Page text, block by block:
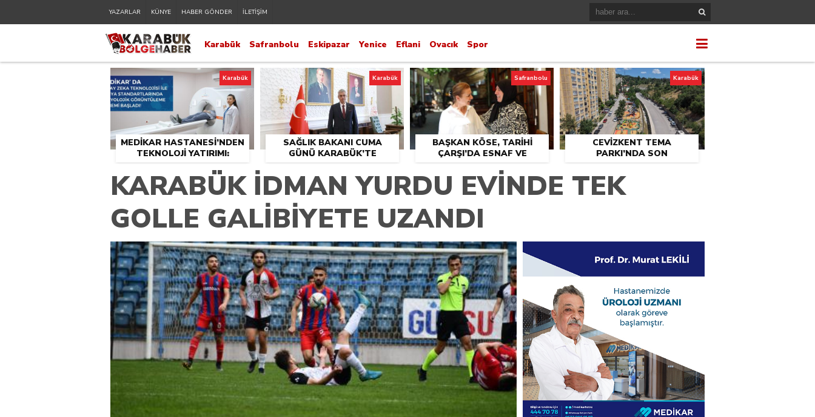
YAZARLAR KÜNYE HABER GÖNDER İLETİŞİM
Karabük Safranbolu Eskipazar Yenice Eflani Ovacık Spor
MEDİKAR HASTANESİ’NDEN
TEKNOLOJİ YATIRIMI:
CİHAZLAR HİZMETE GİRDİ
Karabük
SAĞLIK BAKANI CUMA
GÜNÜ KARABÜK’TE
Karabük
BAŞKAN KÖSE, TARİHİ
ÇARŞI’DA ESNAF VE
Safranbolu
CEVİZKENT TEMA
PARKI’NDA SON
Karabük
KARABÜK İDMAN YURDU EVİNDE TEK
GOLLE GALİBİYETE UZANDI